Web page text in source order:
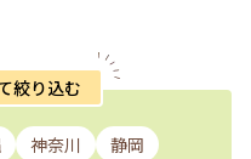
絞り込む
神奈川
静岡